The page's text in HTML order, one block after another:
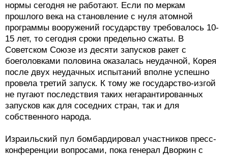
нормы сегодня не работают. Если по меркам
прошлого века на становление с нуля атомной
программы вооружений государству требовалось 10-
15 лет, то сегодня сроки предельно сжаты. В
Советском Союзе из десяти запусков ракет с
боеголовками половина оказалась неудачной, Корея
после двух неудачных испытаний вполне успешно
провела третий запуск. К тому же государство-изгой
не пугают последствия таких негарантированных
запусков как для соседних стран, так и для
собственного народа.
Израильский пул бомбардировал участников пресс-
конференции вопросами, пока генерал Дворкин с